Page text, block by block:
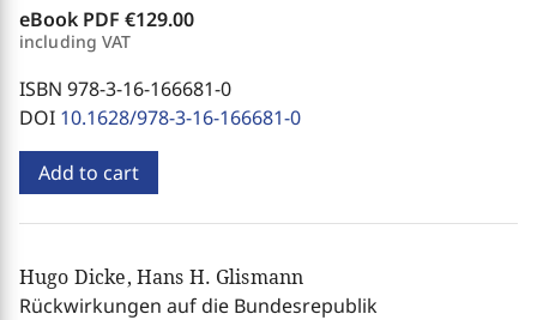
eBook PDF €129.00
including VAT
ISBN 978-3-16-166681-0
DOI 10.1628/978-3-16-166681-0
Add to cart
Hugo Dicke, Hans H. Glismann
Rückwirkungen auf die Bundesrepublik